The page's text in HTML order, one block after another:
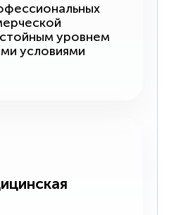
уровнем
условиями